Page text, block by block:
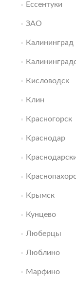
Ессентуки
ЗАО
Калининград
Кисловодск
Клин
Красногорск
Краснодар
Крымск
Кунцево
Люберцы
Люблино
Марфино